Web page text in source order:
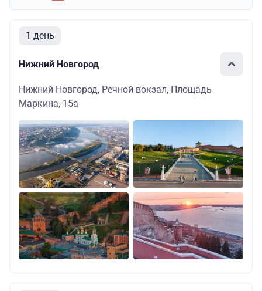
1 день
Нижний Новгород
Нижний Новгород, Речной вокзал, Площадь
Маркина, 15а